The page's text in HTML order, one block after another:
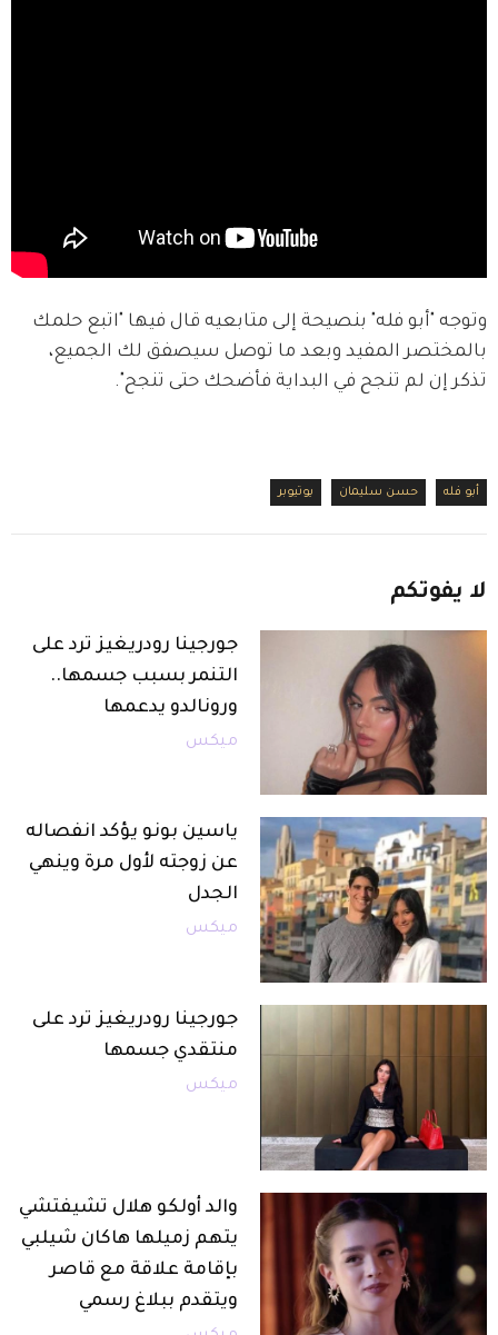
وتوجه "أبو فله" بنصيحة إلى متابعيه قال فيها "اتبع حلمك
بالمختصر المفيد وبعد ما توصل سيصفق لك الجميع،
تذكر إن لم تنجح في البداية فأضحك حتى تنجح".
أبو فله حسن سليمان يوتيوبر
لا يفوتكم
جورجينا رودريغيز ترد على
التنمر بسبب جسمها..
ورونالدو يدعمها
ميكس
ياسين بونو يؤكد انفصاله
عن زوجته لأول مرة وينهي
الجدل
ميكس
جورجينا رودريغيز ترد على
منتقدي جسمها
ميكس
والد أولكو هلال تشيفتشي
يتهم زميلها هاكان شيلبي
بإقامة علاقة مع قاصر
ويتقدم ببلاغ رسمي